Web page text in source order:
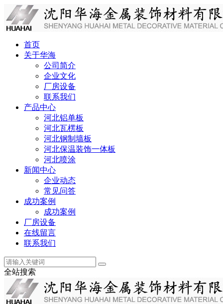
首页
关于华海
公司简介
企业文化
厂房设备
联系我们
产品中心
河北铝单板
河北瓦楞板
河北钢制墙板
河北保温装饰一体板
河北喷涂
新闻中心
企业动态
常见问答
成功案例
成功案例
厂房设备
在线留言
联系我们
全站搜索